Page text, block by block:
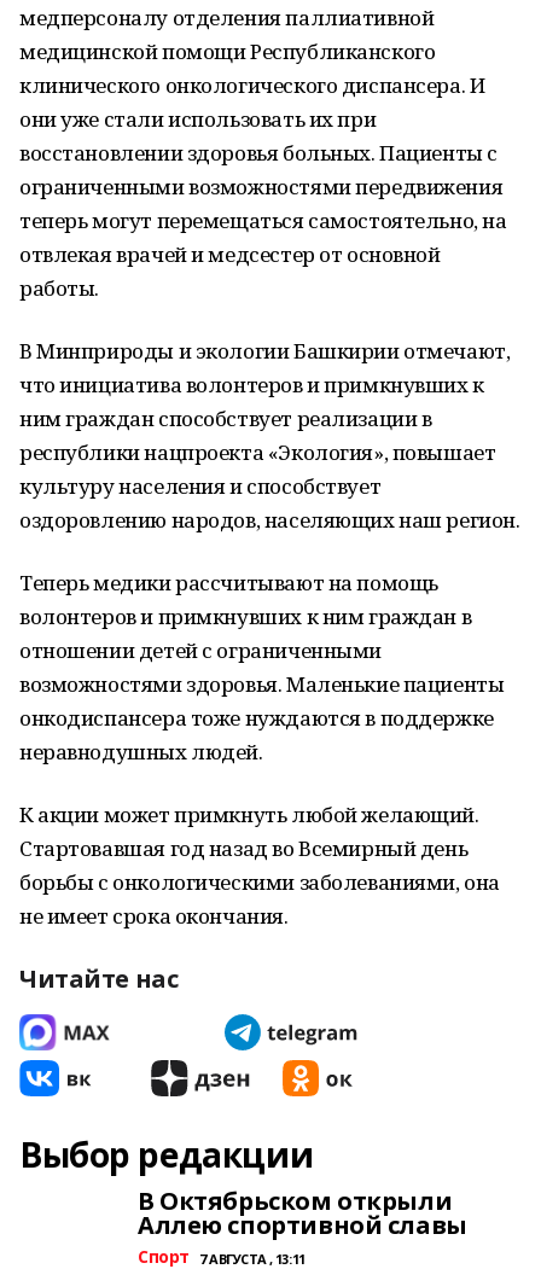
медперсоналу отделения паллиативной
медицинской помощи Республиканского
клинического онкологического диспансера. И
они уже стали использовать их при
восстановлении здоровья больных. Пациенты с
ограниченными возможностями передвижения
теперь могут перемещаться самостоятельно, на
отвлекая врачей и медсестер от основной
работы.
В Минприроды и экологии Башкирии отмечают,
что инициатива волонтеров и примкнувших к
ним граждан способствует реализации в
республики нацпроекта «Экология», повышает
культуру населения и способствует
оздоровлению народов, населяющих наш регион.
Теперь медики рассчитывают на помощь
волонтеров и примкнувших к ним граждан в
отношении детей с ограниченными
возможностями здоровья. Маленькие пациенты
онкодиспансера тоже нуждаются в поддержке
неравнодушных людей.
К акции может примкнуть любой желающий.
Стартовавшая год назад во Всемирный день
борьбы с онкологическими заболеваниями, она
не имеет срока окончания.
Читайте нас
Выбор редакции
В Октябрьском открыли
Аллею спортивной славы
Спорт 7 АВГУСТА , 13:11